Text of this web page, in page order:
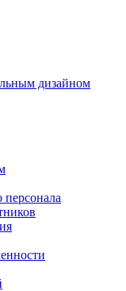
дизайном
персонала